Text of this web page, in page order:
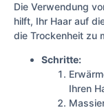
Die Verwendung
hilft, Ihr Haar auf
die Trockenheit zu
Schritte:
Ihren